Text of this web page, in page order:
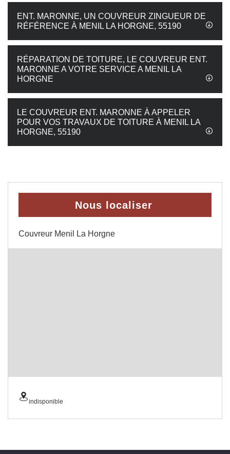
ENT. MARONNE, UN COUVREUR ZINGUEUR DE
RÉFÉRENCE À MENIL LA HORGNE, 55190
RÉPARATION DE TOITURE, LE COUVREUR ENT.
MARONNE A VOTRE SERVICE A MENIL LA
HORGNE
LE COUVREUR ENT. MARONNE À APPELER
POUR VOS TRAVAUX DE TOITURE À MENIL LA
HORGNE, 55190
Nous localiser
Couvreur Menil La Horgne
indisponible